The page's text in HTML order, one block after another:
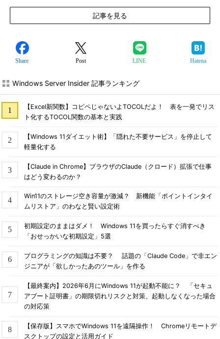
記事を見る
Share Post LINE Hatena
Windows Server Insider 記事ランキング
【Excel新関数】コピペじゃないよTOCOLだよ！ 表を一発でリス
ト化するTOCOL関数の基本と実践
【Windows 11ダイエット術】「隠れた不要サービス」を停止して
軽量化する
【Claude in Chrome】ブラウザのClaude（クロード）拡張で仕事
はどう変わるのか？
Win11のストレージ空き容量が激減？ 新機能「ポイントインタイ
ムリストア」のわなと賢い設定術
初期設定のままはダメ！ Windows 11を買ったらすぐ消すべき
「おせっかいな初期設定」5選
プログラミングの知識は不要？ 話題の「Claude Code」で非エン
ジニアが「欲しかったあのツール」を作る
【最終案内】2026年6月にWindows 11が起動不能に？ 「セキュ
アブート証明書」の期限切れリスクと対策、起動しなくなった場合
の対応策
【保存版】スマホでWindows 11を遠隔操作！ Chromeリモートデ
スクトップの設定と活用ガイド